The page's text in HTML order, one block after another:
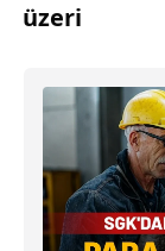
üzeri